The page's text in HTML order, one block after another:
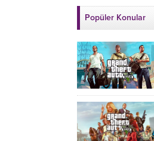
Popüler Konular